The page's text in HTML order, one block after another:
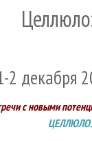
2 декабря
с новыми